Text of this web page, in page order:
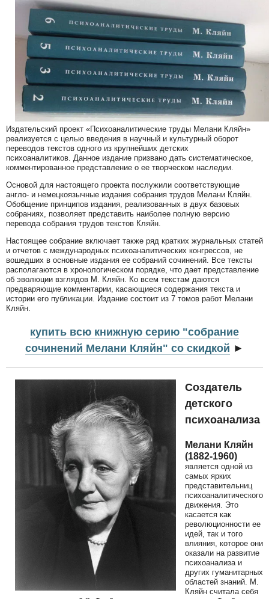
Издательский проект «Психоаналитические труды Мелани Кляйн»
реализуется с целью введения в научный и культурный оборот
переводов текстов одного из крупнейших детских
психоаналитиков. Данное издание призвано дать систематическое,
комментированное представление о ее творческом наследии.
Основой для настоящего проекта послужили соответствующие
англо- и немецкоязычные издания собрания трудов Мелани Кляйн.
Обобщение принципов издания, реализованных в двух базовых
собраниях, позволяет представить наиболее полную версию
перевода собрания трудов текстов Кляйн.
Настоящее собрание включает также ряд кратких журнальных статей
и отчетов с международных психоаналитических конгрессов, не
вошедших в основные издания ее собраний сочинений. Все тексты
располагаются в хронологическом порядке, что дает представление
об эволюции взглядов М. Кляйн. Ко всем текстам даются
предваряющие комментарии, касающиеся содержания текста и
истории его публикации. Издание состоит из 7 томов работ Мелани
Кляйн.
купить всю книжную серию "собрание
сочинений Мелани Кляйн" со скидкой ►
Создатель
детского
психоанализа
Мелани Кляйн
(1882-1960)
является одной из
самых ярких
представительниц
психоаналитического
движения. Это
касается как
революционности ее
идей, так и того
влияния, которое они
оказали на развитие
психоанализа и
других гуманитарных
областей знаний. М.
Кляйн считала себя